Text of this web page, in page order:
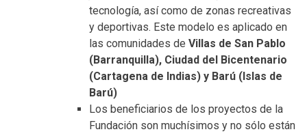
tecnología, así como de zonas recreativas
y deportivas. Este modelo es aplicado en
las comunidades de Villas de San Pablo
(Barranquilla), Ciudad del Bicentenario
(Cartagena de Indias) y Barú (Islas de
Barú)
Los beneficiarios de los proyectos de la
Fundación son muchísimos y no sólo están